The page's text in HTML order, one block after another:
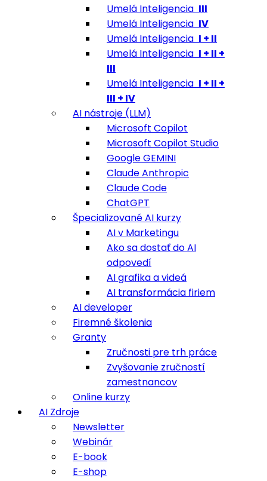
Umelá Inteligencia III
Umelá Inteligencia IV
Umelá Inteligencia I + II
Umelá Inteligencia I + II +
III
Umelá Inteligencia I + II +
III + IV
AI nástroje (LLM)
Microsoft Copilot
Microsoft Copilot Studio
Google GEMINI
Claude Anthropic
Claude Code
ChatGPT
Špecializované AI kurzy
AI v Marketingu
Ako sa dostať do AI
odpovedí
AI grafika a videá
AI transformácia firiem
AI developer
Firemné školenia
Granty
Zručnosti pre trh práce
Zvyšovanie zručností
zamestnancov
Online kurzy
AI Zdroje
Newsletter
Webinár
E-book
E-shop